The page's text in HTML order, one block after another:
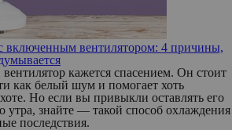
включенным вентилятором: 4 причины,
кажется спасением. Он стоит
как белый шум и помогает хоть
Но если вы привыкли оставлять его
утра, знайте — такой способ охлаждения
последствия.